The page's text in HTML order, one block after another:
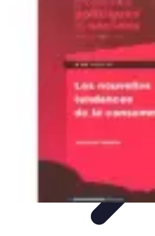
MaintenanceInnovations en irrigation
Système Irrigation